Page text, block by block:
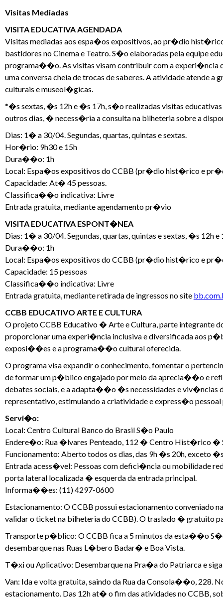
Visitas Mediadas
VISITA EDUCATIVA AGENDADA
Visitas mediadas aos espa�os expositivos, ao pr�dio
bastidores no Cinema e Teatro. S�o elaboradas pela equipe
programa��o. As visitas visam contribuir com a experi�ncia
uma conversa cheia de trocas de saberes. A atividade
culturais e museol�gicas.
*�s sextas, �s 12h e �s 17h, s�o realizadas visitas
outros dias, � necess�ria a consulta na bilheteria sobre a
Dias: 1� a 30/04. Segundas, quartas, quintas e sextas.
Hor�rio: 9h30 e 15h
Dura��o: 1h
Local: Espa�os expositivos do CCBB (pr�dio hist�rico e
Capacidade: At� 45 pessoas.
Classifica��o indicativa: Livre
Entrada gratuita, mediante agendamento pr�vio
VISITA EDUCATIVA ESPONT�NEA
Dias: 1� a 30/04. Segundas, quartas, quintas e sextas, �s 12h
Dura��o: 1h
Local: Espa�os expositivos do CCBB (pr�dio hist�rico e
Capacidade: 15 pessoas
Classifica��o indicativa: Livre
Entrada gratuita, mediante retirada de ingressos no site
CCBB EDUCATIVO ARTE E CULTURA
O projeto CCBB Educativo � Arte e Cultura, parte integrante
proporcionar uma experi�ncia inclusiva e diversificada aos
exposi��es e a programa��o cultural oferecida.
O programa visa expandir o conhecimento, fomentar o
de formar um p�blico engajado por meio da aprecia��o e
debates sociais, e a adapta��o �s necessidades e viv�ncias
representativo, estimulando a criatividade e express�o
Servi�o:
Local: Centro Cultural Banco do Brasil S�o Paulo
Endere�o: Rua �lvares Penteado, 112 � Centro Hist�rico �
Funcionamento: Aberto todos os dias, das 9h �s 20h, exceto
Entrada acess�vel: Pessoas com defici�ncia ou mobilidade
porta lateral localizada � esquerda da entrada principal.
Informa��es: (11) 4297-0600
Estacionamento: O CCBB possui estacionamento
validar o ticket na bilheteria do CCBB). O traslado � gratuito
Transporte p�blico: O CCBB fica a 5 minutos da esta��o
desembarque nas Ruas L�bero Badar� e Boa Vista.
T�xi ou Aplicativo: Desembarque na Pra�a do Patriarca e
Van: Ida e volta gratuita, saindo da Rua da Consola��o,
estacionamento. Das 12h at� o fim das atividades no CCBB,